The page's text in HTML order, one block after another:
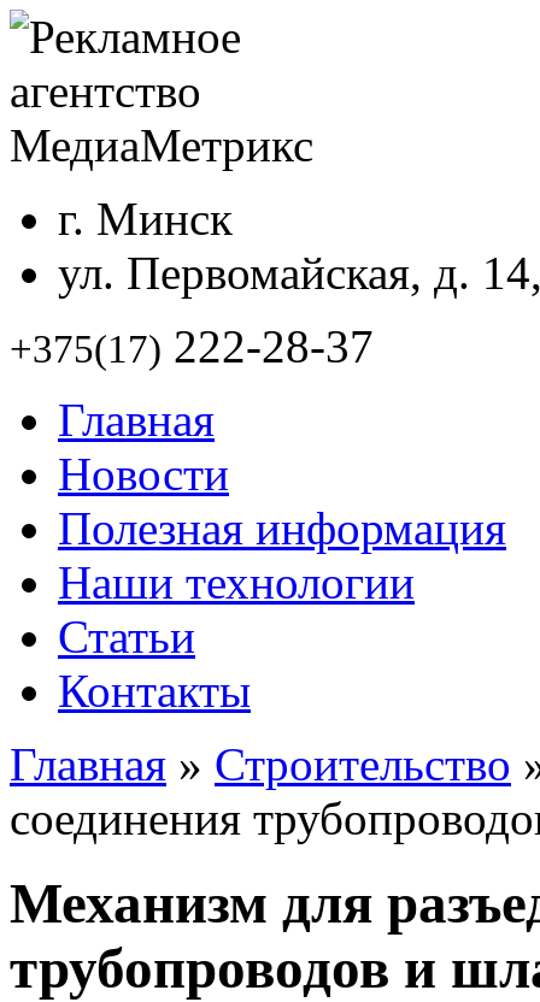
г. Минск
ул. Первомайская, д.
+375(17) 222-28-37
Главная
Новости
Полезная информация
Наши технологии
Статьи
Контакты
Главная » Строительство
соединения
Механизм для
трубопроводов и